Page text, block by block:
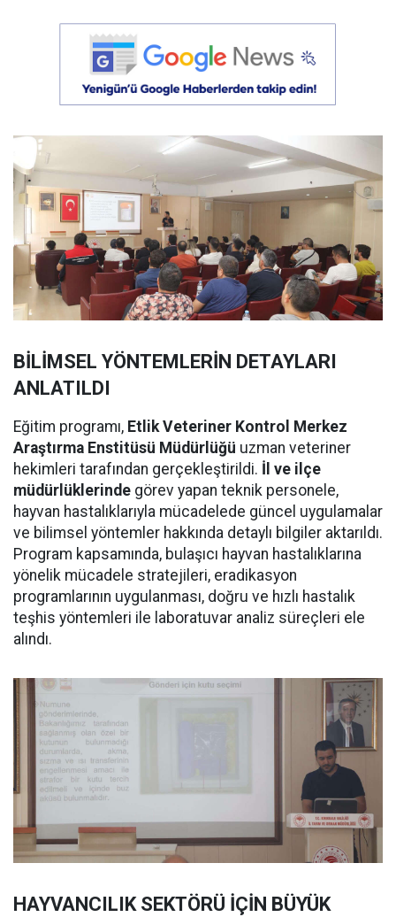
BİLİMSEL YÖNTEMLERİN DETAYLARI
ANLATILDI
Eğitim programı, Etlik Veteriner Kontrol Merkez
Araştırma Enstitüsü Müdürlüğü uzman veteriner
hekimleri tarafından gerçekleştirildi. İl ve ilçe
müdürlüklerinde görev yapan teknik personele,
hayvan hastalıklarıyla mücadelede güncel uygulamalar
ve bilimsel yöntemler hakkında detaylı bilgiler aktarıldı.
Program kapsamında, bulaşıcı hayvan hastalıklarına
yönelik mücadele stratejileri, eradikasyon
programlarının uygulanması, doğru ve hızlı hastalık
teşhis yöntemleri ile laboratuvar analiz süreçleri ele
alındı.
HAYVANCILIK SEKTÖRÜ İÇİN BÜYÜK